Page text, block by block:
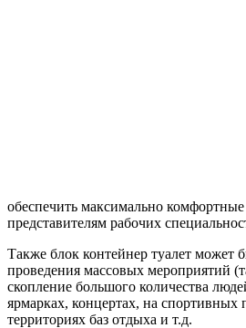
обеспечить максимально
представителям рабочих
Также блок контейнер туалет может
проведения массовых мероприятий
скопление большого количества
ярмарках, концертах, на спортивных
территориях баз отдыха и т.д.